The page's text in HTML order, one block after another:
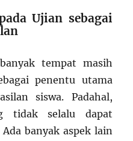
Ujian sebagai
tempat masih
penentu utama
siswa. Padahal,
tidak selalu dapat
banyak aspek lain